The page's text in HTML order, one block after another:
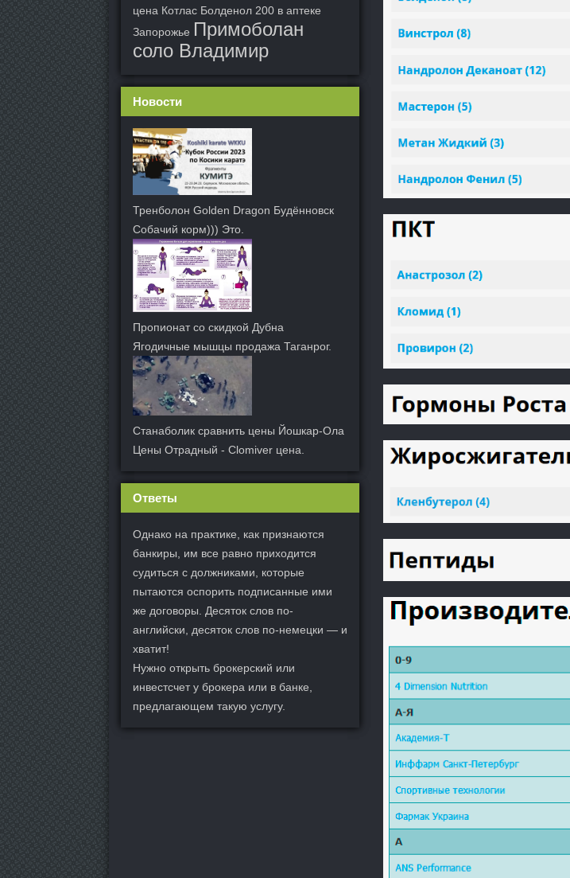
цена Котлас Болденол 200 в аптеке
Запорожье Примоболан
соло Владимир
Новости
Тренболон Golden Dragon Будённовск
Собачий корм))) Это.
Пропионат со скидкой Дубна
Ягодичные мышцы продажа Таганрог.
Станаболик сравнить цены Йошкар-Ола
Цены Отрадный - Clomiver цена.
Ответы
Однако на практике, как признаются
банкиры, им все равно приходится
судиться с должниками, которые
пытаются оспорить подписанные ими
же договоры. Десяток слов по-
английски, десяток слов по-немецки — и
хватит!
Нужно открыть брокерский или
инвестсчет у брокера или в банке,
предлагающем такую услугу.